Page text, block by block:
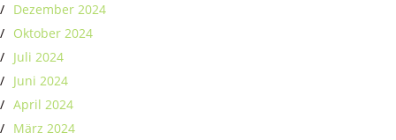
Dezember 2024
Oktober 2024
Juli 2024
Juni 2024
April 2024
März 2024